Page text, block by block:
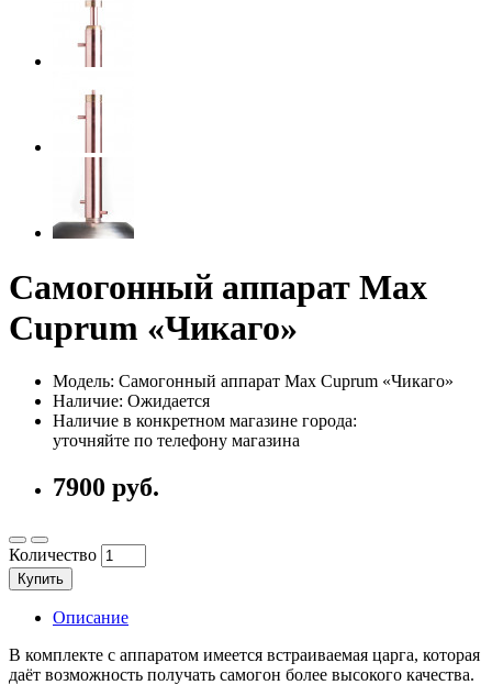
Самогонный аппарат Max
Cuprum «Чикаго»
Модель: Самогонный аппарат Max Cuprum «Чикаго»
Наличие: Ожидается
Наличие в конкретном магазине города:
уточняйте по телефону магазина
7900 руб.
Количество
Купить
Описание
В комплекте с аппаратом имеется встраиваемая царга, которая
даёт возможность получать самогон более высокого качества.